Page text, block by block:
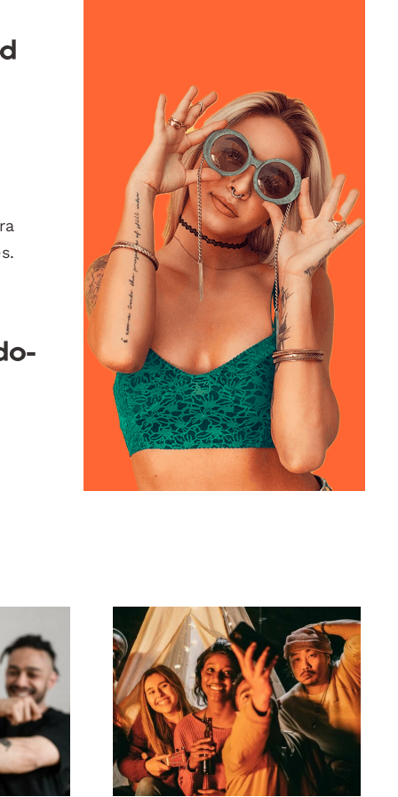
Como criar desafios
virais no TikTok que
engajem seu público?